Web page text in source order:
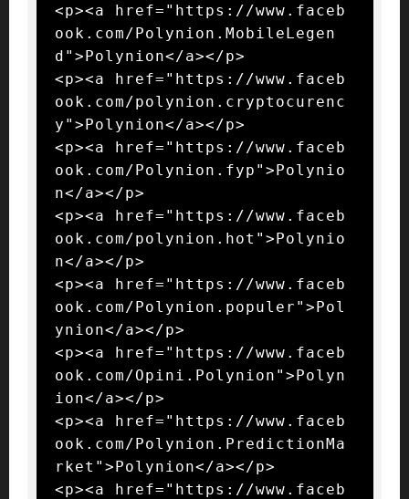
<p><a href="https://www.faceb
ook.com/Polynion.MobileLegen
d">Polynion</a></p>
<p><a href="https://www.faceb
ook.com/polynion.cryptocurenc
y">Polynion</a></p>
<p><a href="https://www.faceb
ook.com/Polynion.fyp">Polynio
n</a></p>
<p><a href="https://www.faceb
ook.com/polynion.hot">Polynio
n</a></p>
<p><a href="https://www.faceb
ook.com/Polynion.populer">Pol
ynion</a></p>
<p><a href="https://www.faceb
ook.com/Opini.Polynion">Polyn
ion</a></p>
<p><a href="https://www.faceb
ook.com/Polynion.PredictionMa
rket">Polynion</a></p>
<p><a href="https://www.faceb